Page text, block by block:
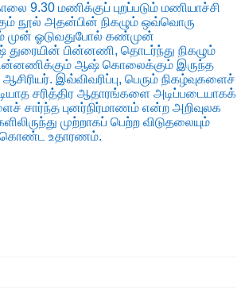
9.30 மணிக்குப் புறப்படும் மணியாச்சி
நூல் அதன்பின் நிகழும் ஒவ்வொரு
முன் ஓடுவதுபோல் கண்முன்
பின்னணி, தொடர்ந்து நிகழும்
ஆஷ் கொலைக்கும் இருந்த
இவ்விவரிப்பு, பெரும் நிகழ்வுகளைச்
சரித்திர ஆதாரங்களை அடிப்படையாகக்
சார்ந்த புனர்நிர்மாணம் என்ற அறிவுலக
முற்றாகப் பெற்ற விடுதலையும்
கொண்ட உதாரணம்.